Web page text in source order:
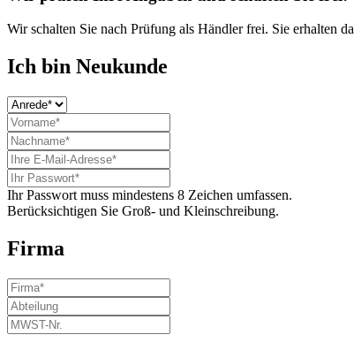
Wir schalten Sie nach Prüfung als Händler frei. Sie erhalten
Ich bin Neukunde
Ihr Passwort muss mindestens 8 Zeichen umfassen.
Berücksichtigen Sie Groß- und Kleinschreibung.
Firma